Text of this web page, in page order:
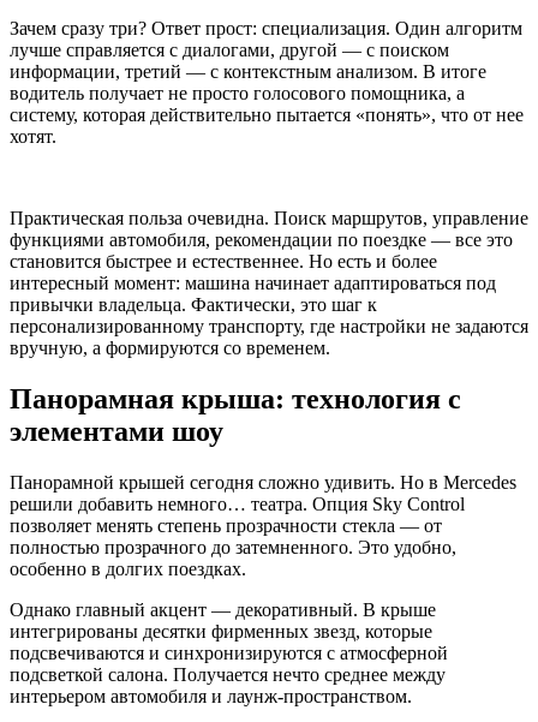
Зачем сразу три? Ответ прост: специализация. Один алгоритм
лучше справляется с диалогами, другой — с поиском
информации, третий — с контекстным анализом. В итоге
водитель получает не просто голосового помощника, а
систему, которая действительно пытается «понять», что от нее
хотят.
Практическая польза очевидна. Поиск маршрутов, управление
функциями автомобиля, рекомендации по поездке — все это
становится быстрее и естественнее. Но есть и более
интересный момент: машина начинает адаптироваться под
привычки владельца. Фактически, это шаг к
персонализированному транспорту, где настройки не задаются
вручную, а формируются со временем.
Панорамная крыша: технология с
элементами шоу
Панорамной крышей сегодня сложно удивить. Но в Mercedes
решили добавить немного… театра. Опция Sky Control
позволяет менять степень прозрачности стекла — от
полностью прозрачного до затемненного. Это удобно,
особенно в долгих поездках.
Однако главный акцент — декоративный. В крыше
интегрированы десятки фирменных звезд, которые
подсвечиваются и синхронизируются с атмосферной
подсветкой салона. Получается нечто среднее между
интерьером автомобиля и лаунж-пространством.